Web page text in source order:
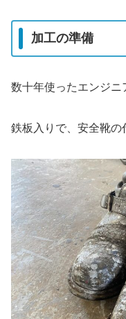
加工の準備
数十年使ったエンジニ
鉄板入りで、安全靴の